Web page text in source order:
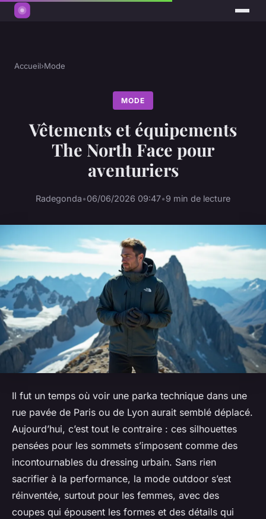
Accueil›Mode
MODE
Vêtements et équipements
The North Face pour
aventuriers
Radegonda•06/06/2026 09:47•9 min de lecture
Il fut un temps où voir une parka technique dans une
rue pavée de Paris ou de Lyon aurait semblé déplacé.
Aujourd’hui, c’est tout le contraire : ces silhouettes
pensées pour les sommets s’imposent comme des
incontournables du dressing urbain. Sans rien
sacrifier à la performance, la mode outdoor s’est
réinventée, surtout pour les femmes, avec des
coupes qui épousent les formes et des détails qui